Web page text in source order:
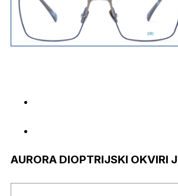
AURORA DIOPTRIJSKI OKVIRI